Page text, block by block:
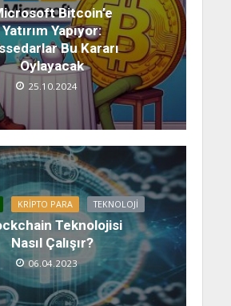
Bitcoin’e
Yatırım Yapıyor:
Bu Kararı
Oylayacak
25.10.2024
KRIPTO PARA TEKNOLOJI
Teknolojisi
Nasıl Çalışır?
06.04.2023